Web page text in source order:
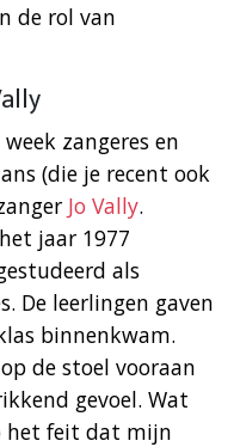
de rol van
zangeres en
(die je recent ook
Jo Vally.
jaar 1977
als
De leerlingen gaven
binnenkwam.
de stoel vooraan
gevoel. Wat
het feit dat mijn